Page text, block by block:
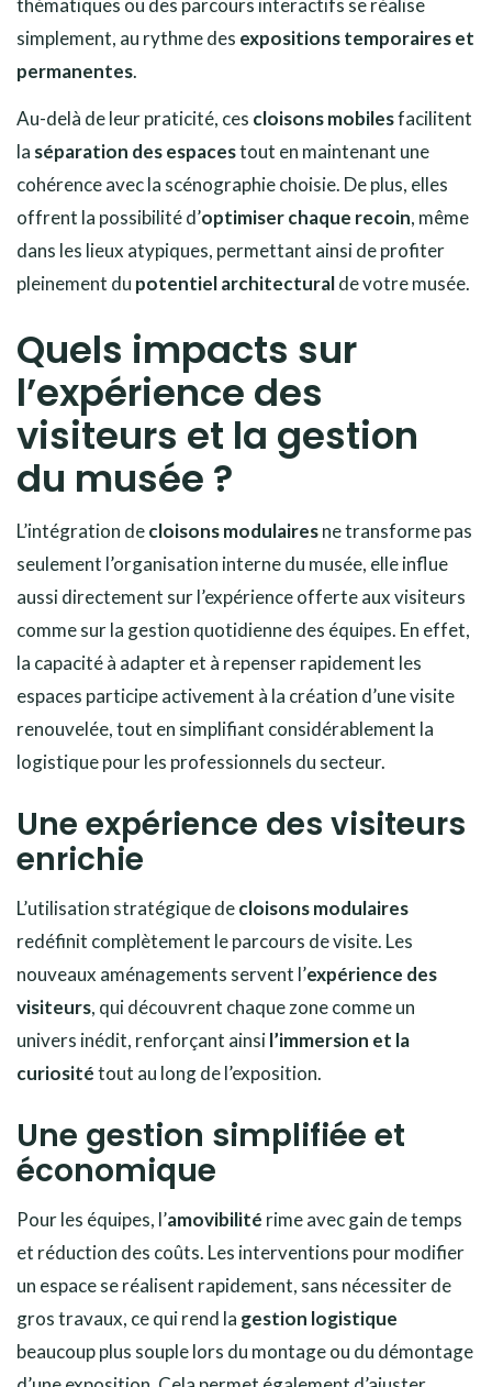
thématiques ou des parcours interactifs se réalise
simplement, au rythme des expositions temporaires et
permanentes.
Au-delà de leur praticité, ces cloisons mobilesfacilitent
la séparation des espacestout en maintenant une
cohérence avec la scénographie choisie. De plus, elles
offrent la possibilité d’optimiser chaque recoin, même
dans les lieux atypiques, permettant ainsi de profiter
pleinement du potentiel architecturalde votre musée.
Quels impacts sur
l’expérience des
visiteurs et la gestion
du musée ?
L’intégration decloisons modulairesne transforme pas
seulement l’organisation interne du musée, elle influe
aussi directement sur l’expérience offerte aux visiteurs
comme sur la gestion quotidienne des équipes. En effet,
la capacité à adapter et à repenser rapidement les
espaces participe activement à la création d’une visite
renouvelée, tout en simplifiant considérablement la
logistique pour les professionnels du secteur.
Une expérience des visiteurs
enrichie
L’utilisation stratégique decloisons modulaires
redéfinit complètement le parcours de visite. Les
nouveaux aménagements servent l’expérience des
visiteurs, qui découvrent chaque zone comme un
univers inédit, renforçant ainsil’immersion et la
curiositétout au long de l’exposition.
Une gestion simplifiée et
économique
Pour les équipes, l’amovibilité rime avec gain de temps
et réduction des coûts. Les interventions pour modifier
un espace se réalisent rapidement, sans nécessiter de
gros travaux, ce qui rend la gestion logistique
beaucoup plus souple lors du montage ou du démontage